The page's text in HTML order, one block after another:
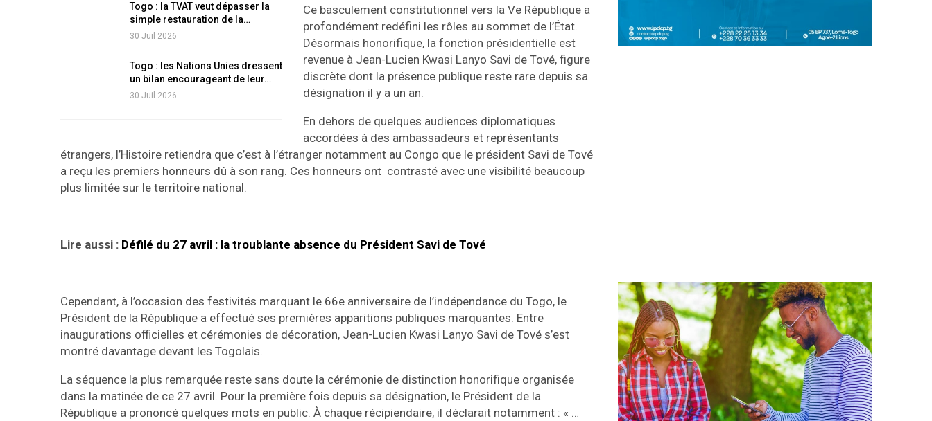
Togo : la TVAT veut dépasser la
simple restauration de la…
30 Juil 2026
Togo : les Nations Unies dressent
un bilan encourageant de leur…
30 Juil 2026
Ce basculement constitutionnel vers la Ve République a
profondément redéfini les rôles au sommet de l’État.
Désormais honorifique, la fonction présidentielle est
revenue à Jean-Lucien Kwasi Lanyo Savi de Tové, figure
discrète dont la présence publique reste rare depuis sa
désignation il y a un an.
En dehors de quelques audiences diplomatiques
accordées à des ambassadeurs et représentants
étrangers, l’Histoire retiendra que c’est à l’étranger notamment au Congo que le président Savi de Tové
a reçu les premiers honneurs dû à son rang. Ces honneurs ont contrasté avec une visibilité beaucoup
plus limitée sur le territoire national.
Lire aussi : Défilé du 27 avril : la troublante absence du Président Savi de Tové
Cependant, à l’occasion des festivités marquant le 66e anniversaire de l’indépendance du Togo, le
Président de la République a effectué ses premières apparitions publiques marquantes. Entre
inaugurations officielles et cérémonies de décoration, Jean-Lucien Kwasi Lanyo Savi de Tové s’est
montré davantage devant les Togolais.
La séquence la plus remarquée reste sans doute la cérémonie de distinction honorifique organisée
dans la matinée de ce 27 avril. Pour la première fois depuis sa désignation, le Président de la
République a prononcé quelques mots en public. À chaque récipiendaire, il déclarait notamment : « …